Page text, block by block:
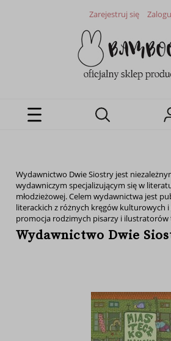
Zarejestruj się
Wydawnictwo Dwie Siostry jest
wydawniczym specjalizującym się w
młodzieżowej. Celem wydawnictwa jest
literackich z różnych kręgów kulturowych
promocja rodzimych pisarzy i ilustratorów
Wydawnictwo Dwie